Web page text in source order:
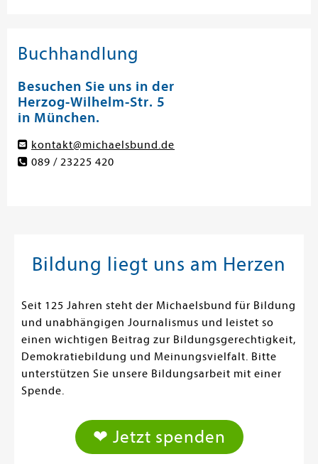
Buchhandlung
Besuchen Sie uns in der
Herzog-Wilhelm-Str. 5
in München.
kontakt@michaelsbund.de
089 / 23225 420
Bildung liegt uns am Herzen
Seit 125 Jahren steht der Michaelsbund für Bildung
und unabhängigen Journalismus und leistet so
einen wichtigen Beitrag zur Bildungsgerechtigkeit,
Demokratiebildung und Meinungsvielfalt. Bitte
unterstützen Sie unsere Bildungsarbeit mit einer
Spende.
❤ Jetzt spenden